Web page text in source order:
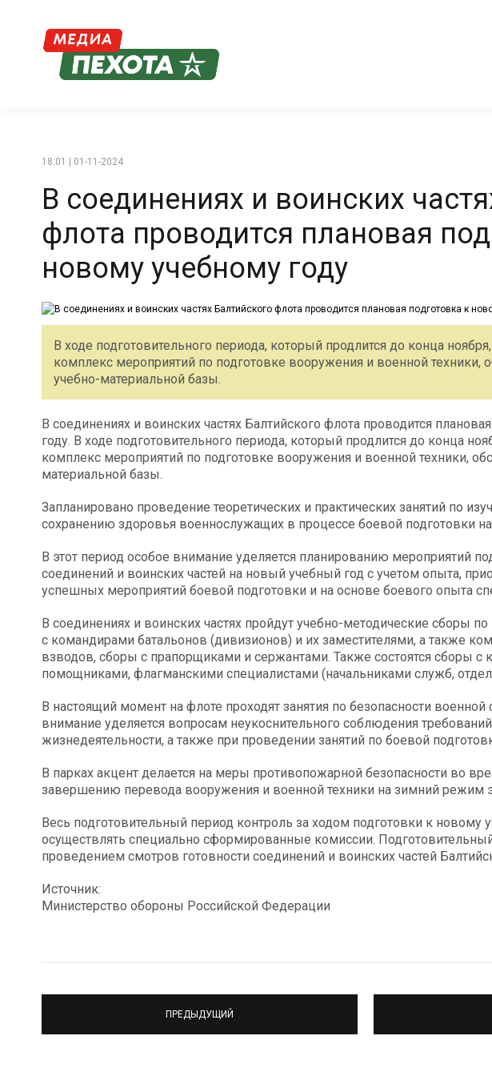
18:01 | 01-11-2024
В соединениях и воинских
флота проводится плановая
новому учебному году
В ходе подготовительного периода, который продлится до конца
комплекс мероприятий по подготовке вооружения и военной
учебно-материальной базы.
В соединениях и воинских частях Балтийского флота проводится
году. В ходе подготовительного периода, который продлится до конца
комплекс мероприятий по подготовке вооружения и военной техники,
материальной базы.
Запланировано проведение теоретических и практических занятий по
сохранению здоровья военнослужащих в процессе боевой подготовки
В этот период особое внимание уделяется планированию мероприятий
соединений и воинских частей на новый учебный год с учетом опыта,
успешных мероприятий боевой подготовки и на основе боевого опыта
В соединениях и воинских частях пройдут учебно-методические сборы
с командирами батальонов (дивизионов) и их заместителями, а также
взводов, сборы с прапорщиками и сержантами. Также состоятся сборы с
помощниками, флагманскими специалистами (начальниками служб,
В настоящий момент на флоте проходят занятия по безопасности
внимание уделяется вопросам неукоснительного соблюдения
жизнедеятельности, а также при проведении занятий по боевой
В парках акцент делается на меры противопожарной безопасности во
завершению перевода вооружения и военной техники на зимний режим
Весь подготовительный период контроль за ходом подготовки к новому
осуществлять специально сформированные комиссии.
проведением смотров готовности соединений и воинских частей
Источник:
Министерство обороны Российской Федерации
ПРЕДЫДУЩИЙ